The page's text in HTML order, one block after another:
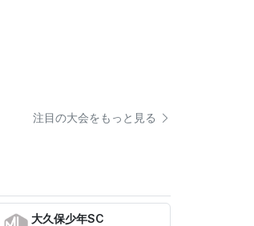
注目の大会をもっと見る
大久保少年SC